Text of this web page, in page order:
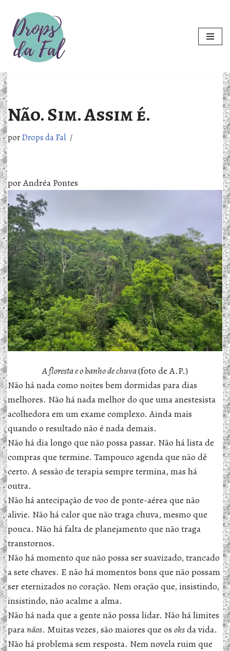
Pular
para
Não. Sim. Assim é.
porDrops da Fal
por Andréa Pontes
A floresta e o banho de chuva(foto de A.P.)
Não há nada como noites bem dormidas para dias
melhores. Não há nada melhor do que uma anestesista
acolhedora em um exame complexo. Ainda mais
quando o resultado não é nada demais.
Não há dia longo que não possa passar. Não há lista de
compras que termine. Tampouco agenda que não dê
certo. A sessão de terapia sempre termina, mas há
outra.
Não há antecipação de voo de ponte-aérea que não
alivie. Não há calor que não traga chuva, mesmo que
pouca. Não há falta de planejamento que não traga
transtornos.
Não há momento que não possa ser suavizado, trancado
a sete chaves. E não há momentos bons que não possam
ser eternizados no coração. Nem oração que, insistindo,
insistindo, não acalme a alma.
Não há nada que a gente não possa lidar. Não há limites
paranãos. Muitas vezes, são maiores que os oksda vida.
Não há problema sem resposta. Nem novela ruim que